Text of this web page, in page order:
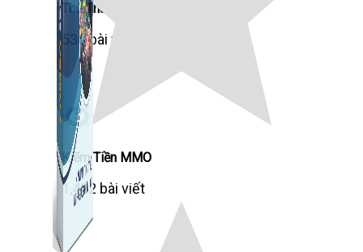
Thủ Thuật Facebook
536 bài viết
Kiếm Tiền MMO
1,422 bài viết